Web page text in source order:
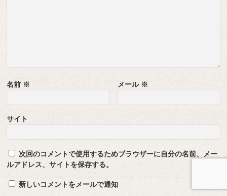
名前 ※ メール ※
サイト
次回のコメントで使用するためブラウザーに自分の名前、メー
ルアドレス、サイトを保存する。
新しいコメントをメールで通知